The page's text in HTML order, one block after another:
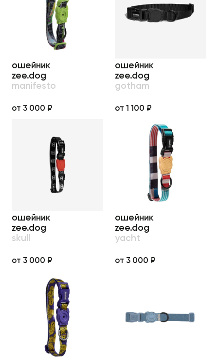
ошейник
zee.dog
manifesto
от 3 000 ₽
ошейник
zee.dog
gotham
от 1 100 ₽
ошейник
zee.dog
skull
от 3 000 ₽
ошейник
zee.dog
yacht
от 3 000 ₽